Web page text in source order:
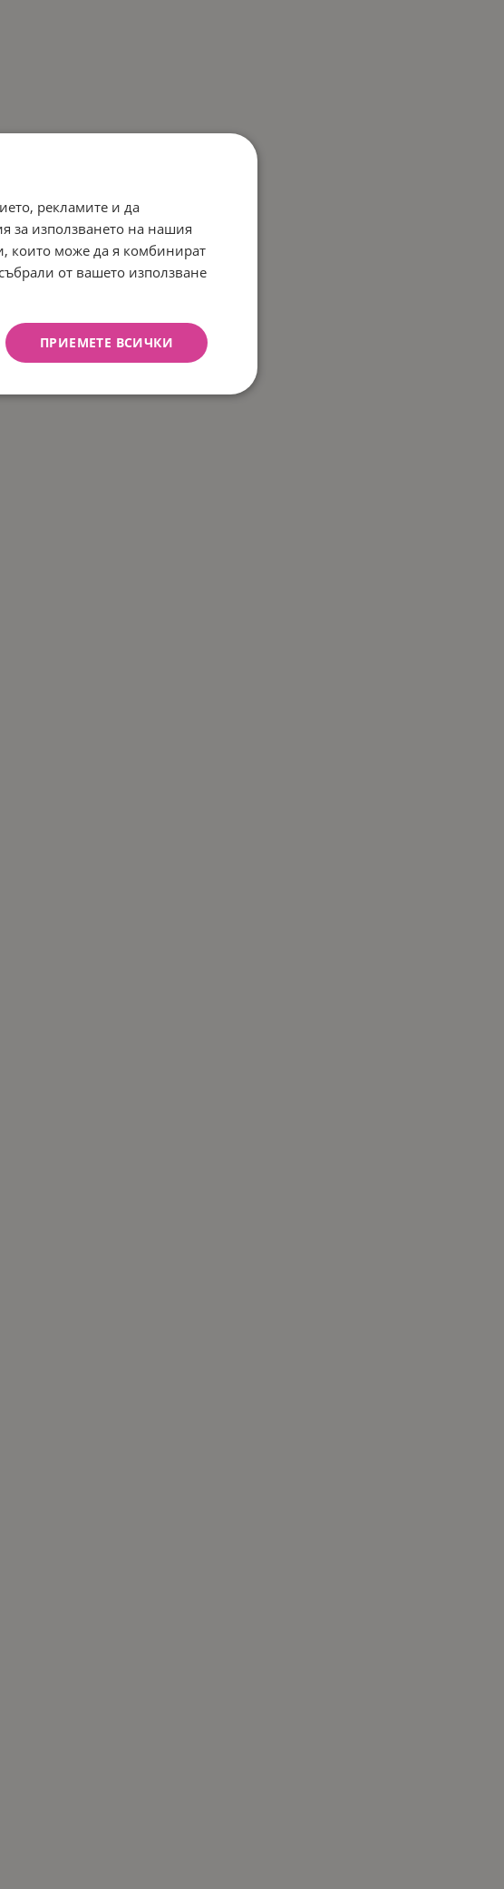
рекламите и да
за използването на нашия
които може да я комбинират
от вашето използване
ПРИЕМЕТЕ ВСИЧКИ